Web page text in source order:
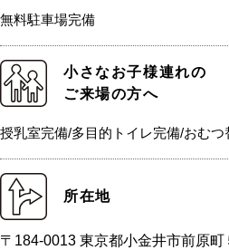
無料駐車場完備
小さなお子様連れの
ご来場の方へ
授乳室完備/多目的トイレ完備/おむ
所在地
〒184-0013 東京都小金井市前原町